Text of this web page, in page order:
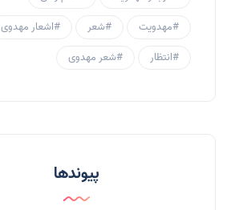
زنان و مهدویت
#مهدویت
#شعر
#اشعار مهدوی
#انتظار
#شعر مهدوی
پیوندها